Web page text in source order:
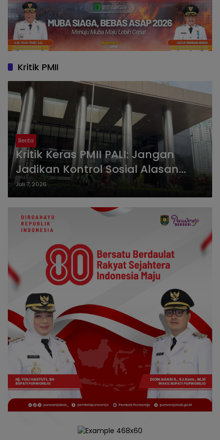
Kritik PMII
Berita
Kritik Keras PMII PALI: Jangan
Jadikan Kontrol Sosial Alasan
Takut Eksekusi APBD
Juli 7, 2026